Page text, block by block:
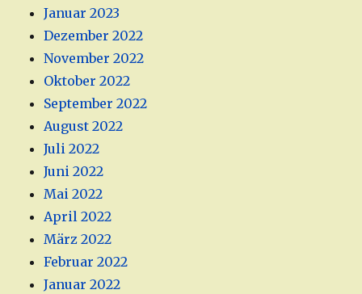
Januar 2023
Dezember 2022
November 2022
Oktober 2022
September 2022
August 2022
Juli 2022
Juni 2022
Mai 2022
April 2022
März 2022
Februar 2022
Januar 2022